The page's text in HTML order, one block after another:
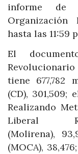
informe de
Organización
hasta las 11:59
El
tiene 677,782
(CD), 301,509;
Realizando
Liberal
(Molirena),
(MOCA),